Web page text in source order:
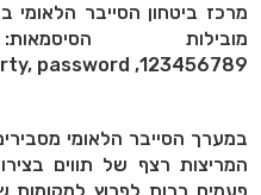
מרכז ביטחון הסייבר הלאומי
123456789, qwerty, password, ו- 111111.
במערך הסייבר הלאומי
המריצות רצף של תווים